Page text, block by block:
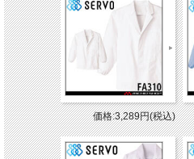
価格:3,289円(税込)